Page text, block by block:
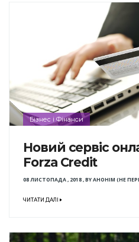
Бізнес і Фінанси
Новий сервіс
Forza Credit
08 ЛИСТОПАДА , 2018,BYАНОНІМ (НЕ
ЧИТАТИ ДАЛІ